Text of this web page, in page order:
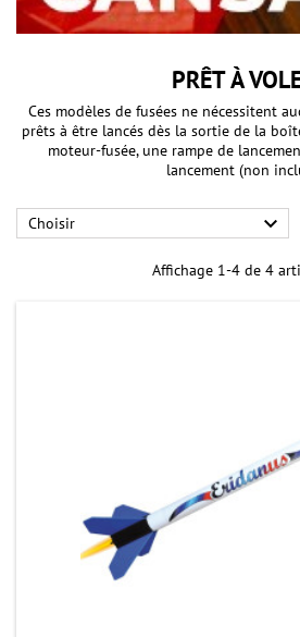
PRÊT À
Ces modèles de fusées ne nécessitent
prêts à être lancés dès la sortie de la
moteur-fusée, une rampe de
lancement (non
Choisir 
Affichage 1-4 de 4